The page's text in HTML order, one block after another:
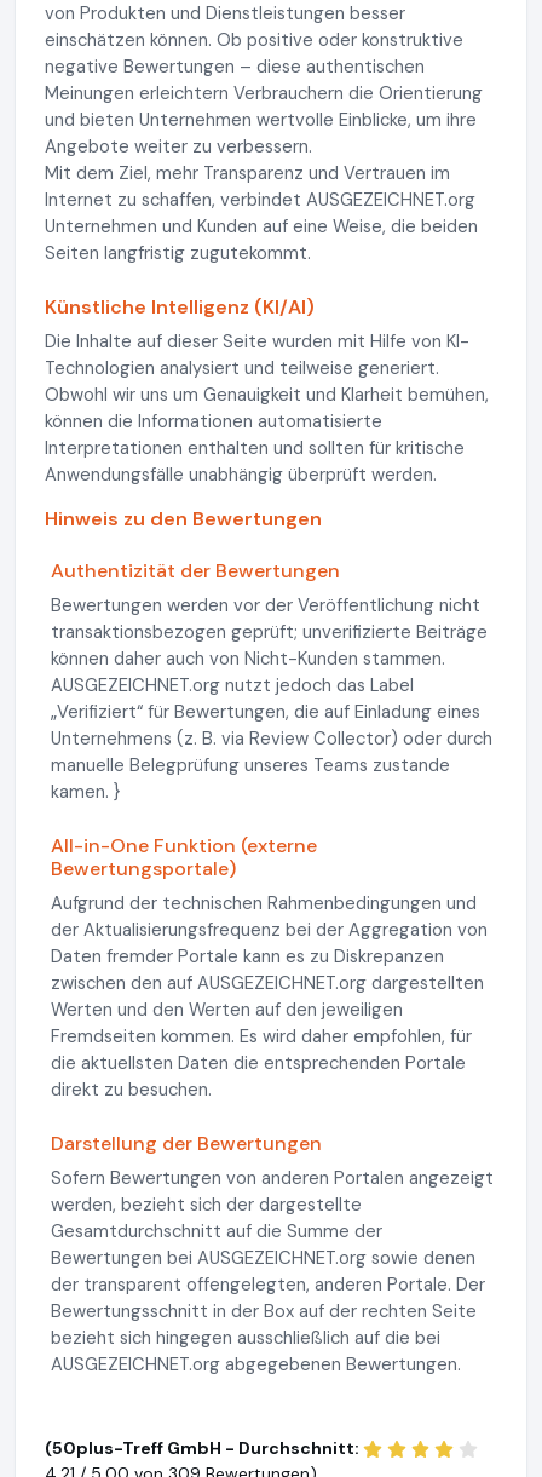
von Produkten und Dienstleistungen besser
einschätzen können. Ob positive oder konstruktive
negative Bewertungen – diese authentischen
Meinungen erleichtern Verbrauchern die Orientierung
und bieten Unternehmen wertvolle Einblicke, um ihre
Angebote weiter zu verbessern.
Mit dem Ziel, mehr Transparenz und Vertrauen im
Internet zu schaffen, verbindet AUSGEZEICHNET.org
Unternehmen und Kunden auf eine Weise, die beiden
Seiten langfristig zugutekommt.
Künstliche Intelligenz (KI/AI)
Die Inhalte auf dieser Seite wurden mit Hilfe von KI-
Technologien analysiert und teilweise generiert.
Obwohl wir uns um Genauigkeit und Klarheit bemühen,
können die Informationen automatisierte
Interpretationen enthalten und sollten für kritische
Anwendungsfälle unabhängig überprüft werden.
Hinweis zu den Bewertungen
Authentizität der Bewertungen
Bewertungen werden vor der Veröffentlichung nicht
transaktionsbezogen geprüft; unverifizierte Beiträge
können daher auch von Nicht-Kunden stammen.
AUSGEZEICHNET.org nutzt jedoch das Label
„Verifiziert“ für Bewertungen, die auf Einladung eines
Unternehmens (z. B. via Review Collector) oder durch
manuelle Belegprüfung unseres Teams zustande
kamen. }
All-in-One Funktion (externe
Bewertungsportale)
Aufgrund der technischen Rahmenbedingungen und
der Aktualisierungsfrequenz bei der Aggregation von
Daten fremder Portale kann es zu Diskrepanzen
zwischen den auf AUSGEZEICHNET.org dargestellten
Werten und den Werten auf den jeweiligen
Fremdseiten kommen. Es wird daher empfohlen, für
die aktuellsten Daten die entsprechenden Portale
direkt zu besuchen.
Darstellung der Bewertungen
Sofern Bewertungen von anderen Portalen angezeigt
werden, bezieht sich der dargestellte
Gesamtdurchschnitt auf die Summe der
Bewertungen bei AUSGEZEICHNET.org sowie denen
der transparent offengelegten, anderen Portale. Der
Bewertungsschnitt in der Box auf der rechten Seite
bezieht sich hingegen ausschließlich auf die bei
AUSGEZEICHNET.org abgegebenen Bewertungen.
(50plus-Treff GmbH - Durchschnitt: